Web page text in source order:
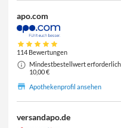
apo.com
114 Bewertungen
Mindestbestellwert
10,00 €
Apothekenprofil ansehen
versandapo.de